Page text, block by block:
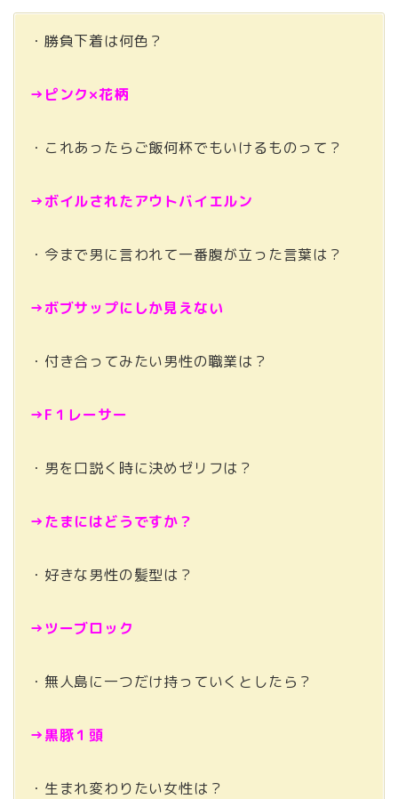
・勝負下着は何色？
→ピンク×花柄
・これあったらご飯何杯でもいけるものって？
→ボイルされたアウトバイエルン
・今まで男に言われて一番腹が立った言葉は？
→ボブサップにしか見えない
・付き合ってみたい男性の職業は？
→F１レーサー
・男を口説く時に決めゼリフは？
→たまにはどうですか？
・好きな男性の髪型は？
→ツーブロック
・無人島に一つだけ持っていくとしたら？
→黒豚１頭
・生まれ変わりたい女性は？